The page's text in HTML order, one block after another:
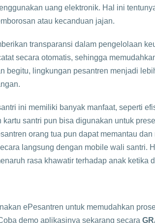
uang elektronik. Hal ini
atau kecanduan jajan.
transparansi dalam pengelolaan
secara otomatis, sehingga
begitu, lingkungan pesantren menjadi
ini memiliki banyak manfaat, seperti
santri pun bisa digunakan untuk
orang tua pun dapat memantau dan
langsung dengan mobile wali santri.
rasa khawatir terhadap anak ketika
ePesantren untuk memudahkan
demo aplikasinya sekarang secara